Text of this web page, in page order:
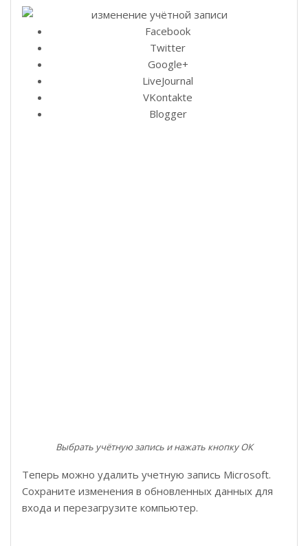
Facebook
Twitter
Google+
LiveJournal
VKontakte
Blogger
Выбрать учётную запись и нажать кнопку ОК
Теперь можно удалить учетную запись Microsoft.
Сохраните изменения в обновленных данных для
входа и перезагрузите компьютер.